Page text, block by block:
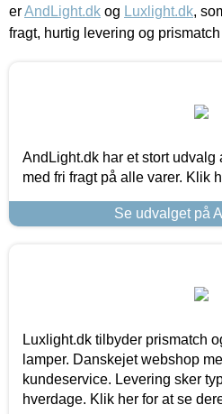
erAndLight.dk og Luxlight.dk,
fragt, hurtig levering og
AndLight.dk har et stort udvalg
med fri fragt på alle varer. Klik
Se udvalget på
Luxlight.dk tilbyder prismatch
lamper. Danskejet webshop
kundeservice. Levering sker
hverdage. Klik her for at se